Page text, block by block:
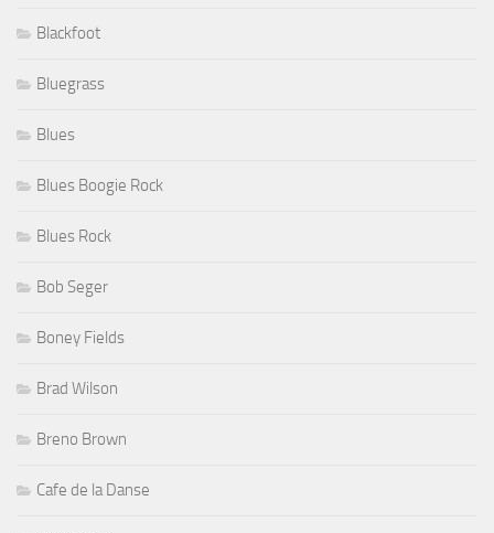
Blackfoot
Bluegrass
Blues
Blues Boogie Rock
Blues Rock
Bob Seger
Boney Fields
Brad Wilson
Breno Brown
Cafe de la Danse